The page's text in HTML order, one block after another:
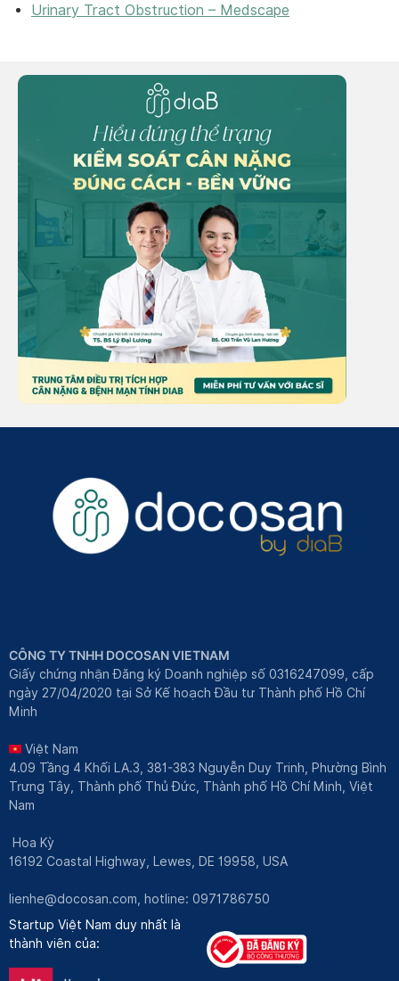
Urinary Tract Obstruction – Medscape
CÔNG TY TNHH DOCOSAN VIETNAM
Giấy chứng nhận Đăng ký Doanh nghiệp số 0316247099, cấp
ngày 27/04/2020 tại Sở Kế hoạch Đầu tư Thành phố Hồ Chí
Minh
Việt Nam
4.09 Tầng 4 Khối LA.3, 381-383 Nguyễn Duy Trinh, Phường Bình
Trưng Tây, Thành phố Thủ Đức, Thành phố Hồ Chí Minh, Việt
Nam
Hoa Kỳ
16192 Coastal Highway, Lewes, DE 19958, USA
lienhe@docosan.com , hotline: 0971786750
Startup Việt Nam duy nhất là
thành viên của: